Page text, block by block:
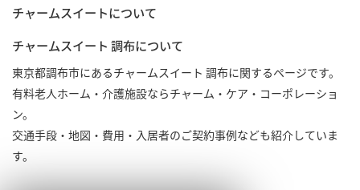
チャームスイートについて
チャームスイート 調布について
東京都調布市にあるチャームスイート 調布に関するページです。
有料老人ホーム・介護施設ならチャーム・ケア・コーポレーショ
ン。
交通手段・地図・費用・入居者のご契約事例なども紹介していま
す。